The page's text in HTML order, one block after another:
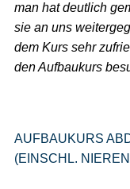
man hat deutlich
sie an uns
dem Kurs sehr
den Aufbaukurs
AUFBAUKURS
(EINSCHL.